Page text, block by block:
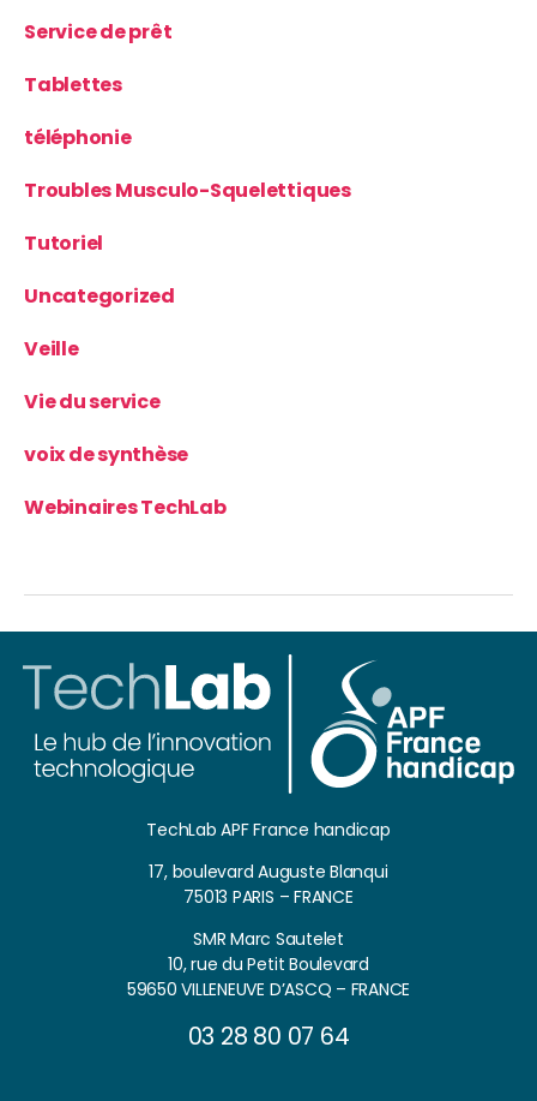
Service de prêt
Tablettes
téléphonie
Troubles Musculo-Squelettiques
Tutoriel
Uncategorized
Veille
Vie du service
voix de synthèse
Webinaires TechLab
TechLab APF France handicap
17, boulevard Auguste Blanqui
75013 PARIS – FRANCE
SMR Marc Sautelet
10, rue du Petit Boulevard
59650 VILLENEUVE D’ASCQ – FRANCE
03 28 80 07 64